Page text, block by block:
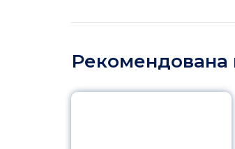
Рекомендована